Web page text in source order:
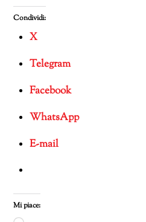
Condividi:
X
Telegram
Facebook
WhatsApp
E-mail
Mi piace: